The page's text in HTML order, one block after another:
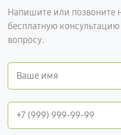
Напишите или позвоните
бесплатную
вопросу.